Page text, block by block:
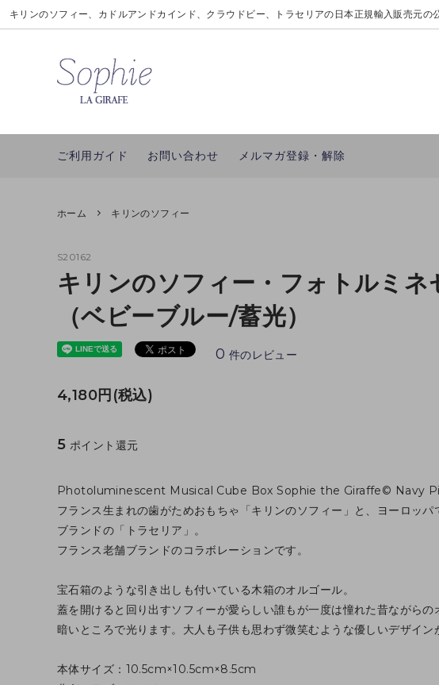
キリンのソフィー、カドルアンドカインド、クラウドビー、トラセリアの日本正規輸入販売元の
モンポケ ベベオレ
ブランドで探す 雑誌掲載アイテム
並行輸入品について ポイントについて
ご利用ガイド お問い合わせ メルマガ登録・解除
ホーム キリンのソフィー
S20162
キリンのソフィー・フォトルミ
（ベビーブルー/蓄光）
0 件のレビュー
4,180円(税込)
5 ポイント還元
Photoluminescent Musical Cube Box Sophie the Giraffe© Navy
フランス生まれの歯がためおもちゃ「キリンのソフィー」と、ヨーロッ
ブランドの「トラセリア」。
フランス老舗ブランドのコラボレーションです。
宝石箱のような引き出しも付いている木箱のオルゴール。
蓋を開けると回り出すソフィーが愛らしい誰もが一度は憧れた昔ながらの
暗いところで光ります。大人も子供も思わず微笑むような優しいデザイン
本体サイズ：10.5cm×10.5cm×8.5cm